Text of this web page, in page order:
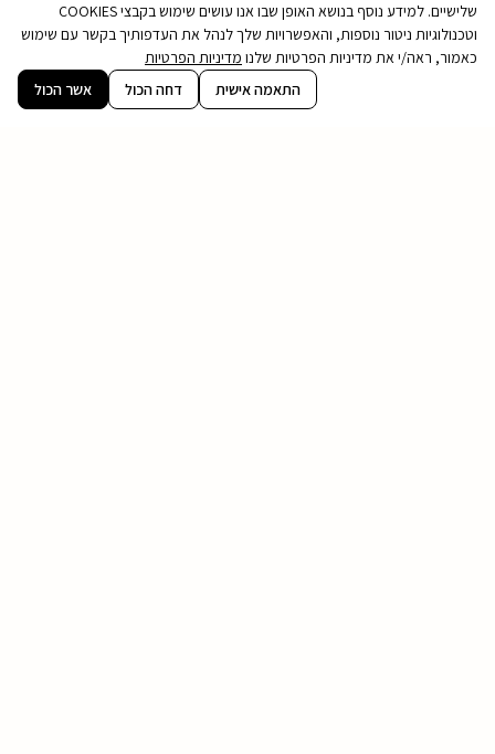
שלישיים. למידע נוסף בנושא האופן שבו אנו עושים שימוש בקבצי COOKIES
וטכנולוגיות ניטור נוספות, והאפשרויות שלך לנהל את העדפותיך בקשר עם שימוש
כאמור, ראה/י את מדיניות הפרטיות שלנו מדיניות הפרטיות
התאמה אישית דחה הכול אשר הכול